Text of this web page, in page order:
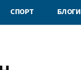
СПОРТ БЛОГИ